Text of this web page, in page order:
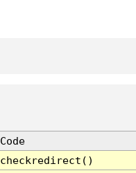
Code
checkredirect()